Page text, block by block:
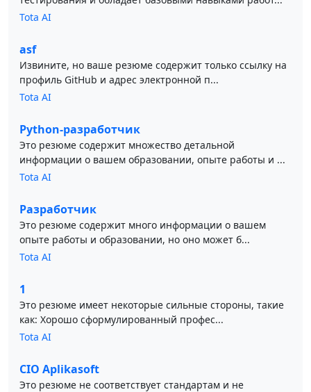
Tota AI
asf
Извините, но ваше резюме содержит только ссылку на
профиль GitHub и адрес электронной п...
Tota AI
Python-разработчик
Это резюме содержит множество детальной
информации о вашем образовании, опыте работы и ...
Tota AI
Разработчик
Это резюме содержит много информации о вашем
опыте работы и образовании, но оно может б...
Tota AI
1
Это резюме имеет некоторые сильные стороны, такие
как: Хорошо сформулированный профес...
Tota AI
CIO Aplikasoft
Это резюме не соответствует стандартам и не